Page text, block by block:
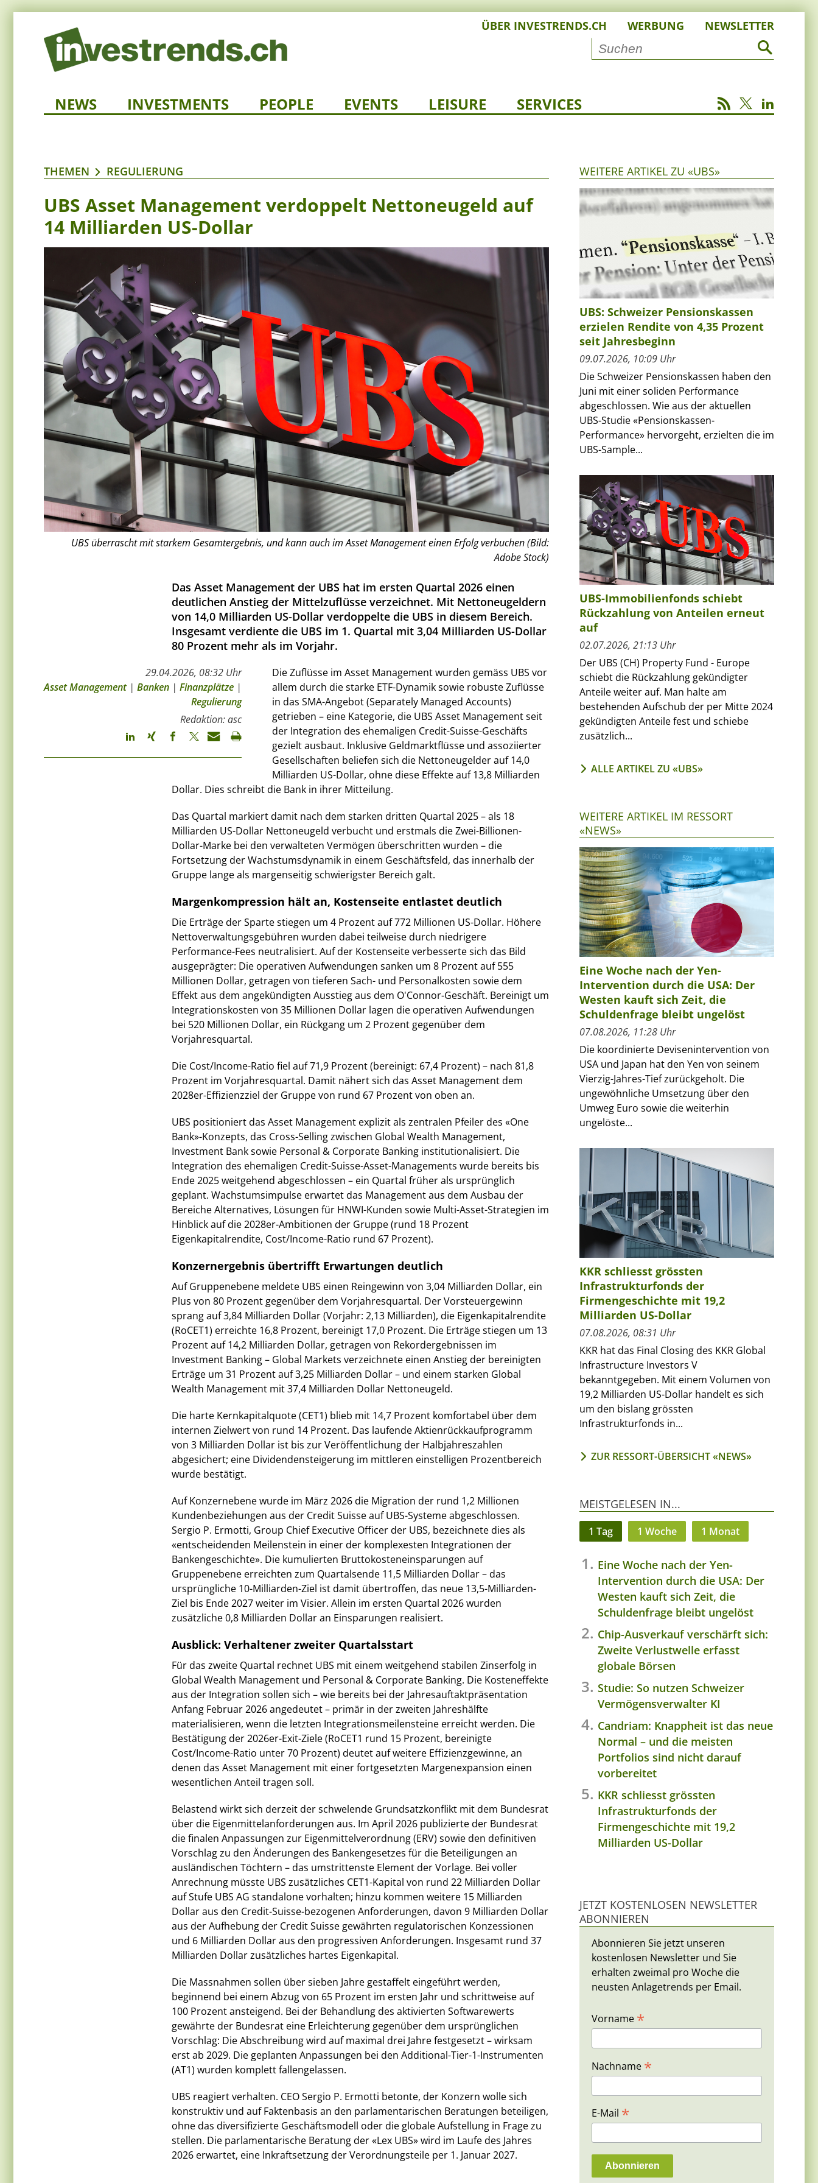
ÜBER INVESTRENDS.CH WERBUNG NEWSLETTER
NEWS INVESTMENTS PEOPLE EVENTS LEISURE SERVICES
THEMEN REGULIERUNG
UBS Asset Management verdoppelt Nettoneugeld auf
14 Milliarden US-Dollar
UBS überrascht mit starkem Gesamtergebnis, und kann auch im Asset Management einen Erfolg verbuchen (Bild:
Adobe Stock)
Das Asset Management der UBS hat im ersten Quartal 2026 einen
deutlichen Anstieg der Mittelzuflüsse verzeichnet. Mit Nettoneugeldern
von 14,0 Milliarden US-Dollar verdoppelte die UBS in diesem Bereich.
Insgesamt verdiente die UBS im 1. Quartal mit 3,04 Milliarden US-Dollar
80 Prozent mehr als im Vorjahr.
29.04.2026, 08:32 Uhr
Asset Management| Banken | Finanzplätze |
Regulierung
Redaktion: asc
Die Zuflüsse im Asset Management wurden gemäss UBS vor
allem durch die starke ETF-Dynamik sowie robuste Zuflüsse
in das SMA-Angebot (Separately Managed Accounts)
getrieben – eine Kategorie, die UBS Asset Management seit
der Integration des ehemaligen Credit-Suisse-Geschäfts
gezielt ausbaut. Inklusive Geldmarktflüsse und assoziierter
Gesellschaften beliefen sich die Nettoneugelder auf 14,0
Milliarden US-Dollar, ohne diese Effekte auf 13,8 Milliarden
Dollar. Dies schreibt die Bank in ihrer Mitteilung.
Das Quartal markiert damit nach dem starken dritten Quartal 2025 – als 18
Milliarden US-Dollar Nettoneugeld verbucht und erstmals die Zwei-Billionen-
Dollar-Marke bei den verwalteten Vermögen überschritten wurden – die
Fortsetzung der Wachstumsdynamik in einem Geschäftsfeld, das innerhalb der
Gruppe lange als margenseitig schwierigster Bereich galt.
Margenkompression hält an, Kostenseite entlastet deutlich
Die Erträge der Sparte stiegen um 4 Prozent auf 772 Millionen US-Dollar. Höhere
Nettoverwaltungsgebühren wurden dabei teilweise durch niedrigere
Performance-Fees neutralisiert. Auf der Kostenseite verbesserte sich das Bild
ausgeprägter: Die operativen Aufwendungen sanken um 8 Prozent auf 555
Millionen Dollar, getragen von tieferen Sach- und Personalkosten sowie dem
Effekt aus dem angekündigten Ausstieg aus dem O'Connor-Geschäft. Bereinigt um
Integrationskosten von 35 Millionen Dollar lagen die operativen Aufwendungen
bei 520 Millionen Dollar, ein Rückgang um 2 Prozent gegenüber dem
Vorjahresquartal.
Die Cost/Income-Ratio fiel auf 71,9 Prozent (bereinigt: 67,4 Prozent) – nach 81,8
Prozent im Vorjahresquartal. Damit nähert sich das Asset Management dem
2028er-Effizienzziel der Gruppe von rund 67 Prozent von oben an.
UBS positioniert das Asset Management explizit als zentralen Pfeiler des «One
Bank»-Konzepts, das Cross-Selling zwischen Global Wealth Management,
Investment Bank sowie Personal & Corporate Banking institutionalisiert. Die
Integration des ehemaligen Credit-Suisse-Asset-Managements wurde bereits bis
Ende 2025 weitgehend abgeschlossen – ein Quartal früher als ursprünglich
geplant. Wachstumsimpulse erwartet das Management aus dem Ausbau der
Bereiche Alternatives, Lösungen für HNWI-Kunden sowie Multi-Asset-Strategien im
Hinblick auf die 2028er-Ambitionen der Gruppe (rund 18 Prozent
Eigenkapitalrendite, Cost/Income-Ratio rund 67 Prozent).
Konzernergebnis übertrifft Erwartungen deutlich
Auf Gruppenebene meldete UBS einen Reingewinn von 3,04 Milliarden Dollar, ein
Plus von 80 Prozent gegenüber dem Vorjahresquartal. Der Vorsteuergewinn
sprang auf 3,84 Milliarden Dollar (Vorjahr: 2,13 Milliarden), die Eigenkapitalrendite
(RoCET1) erreichte 16,8 Prozent, bereinigt 17,0 Prozent. Die Erträge stiegen um 13
Prozent auf 14,2 Milliarden Dollar, getragen von Rekordergebnissen im
Investment Banking – Global Markets verzeichnete einen Anstieg der bereinigten
Erträge um 31 Prozent auf 3,25 Milliarden Dollar – und einem starken Global
Wealth Management mit 37,4 Milliarden Dollar Nettoneugeld.
Die harte Kernkapitalquote (CET1) blieb mit 14,7 Prozent komfortabel über dem
internen Zielwert von rund 14 Prozent. Das laufende Aktienrückkaufprogramm
von 3 Milliarden Dollar ist bis zur Veröffentlichung der Halbjahreszahlen
abgesichert; eine Dividendensteigerung im mittleren einstelligen Prozentbereich
wurde bestätigt.
Auf Konzernebene wurde im März 2026 die Migration der rund 1,2 Millionen
Kundenbeziehungen aus der Credit Suisse auf UBS-Systeme abgeschlossen.
Sergio P. Ermotti, Group Chief Executive Officer der UBS, bezeichnete dies als
«entscheidenden Meilenstein in einer der komplexesten Integrationen der
Bankengeschichte». Die kumulierten Bruttokosteneinsparungen auf
Gruppenebene erreichten zum Quartalsende 11,5 Milliarden Dollar – das
ursprüngliche 10-Milliarden-Ziel ist damit übertroffen, das neue 13,5-Milliarden-
Ziel bis Ende 2027 weiter im Visier. Allein im ersten Quartal 2026 wurden
zusätzliche 0,8 Milliarden Dollar an Einsparungen realisiert.
Ausblick: Verhaltener zweiter Quartalsstart
Für das zweite Quartal rechnet UBS mit einem weitgehend stabilen Zinserfolg in
Global Wealth Management und Personal & Corporate Banking. Die Kosteneffekte
aus der Integration sollen sich – wie bereits bei der Jahresauftaktpräsentation
Anfang Februar 2026 angedeutet – primär in der zweiten Jahreshälfte
materialisieren, wenn die letzten Integrationsmeilensteine erreicht werden. Die
Bestätigung der 2026er-Exit-Ziele (RoCET1 rund 15 Prozent, bereinigte
Cost/Income-Ratio unter 70 Prozent) deutet auf weitere Effizienzgewinne, an
denen das Asset Management mit einer fortgesetzten Margenexpansion einen
wesentlichen Anteil tragen soll.
Belastend wirkt sich derzeit der schwelende Grundsatzkonflikt mit dem Bundesrat
über die Eigenmittelanforderungen aus. Im April 2026 publizierte der Bundesrat
die finalen Anpassungen zur Eigenmittelverordnung (ERV) sowie den definitiven
Vorschlag zu den Änderungen des Bankengesetzes für die Beteiligungen an
ausländischen Töchtern – das umstrittenste Element der Vorlage. Bei voller
Anrechnung müsste UBS zusätzliches CET1-Kapital von rund 22 Milliarden Dollar
auf Stufe UBS AG standalone vorhalten; hinzu kommen weitere 15 Milliarden
Dollar aus den Credit-Suisse-bezogenen Anforderungen, davon 9 Milliarden Dollar
aus der Aufhebung der Credit Suisse gewährten regulatorischen Konzessionen
und 6 Milliarden Dollar aus den progressiven Anforderungen. Insgesamt rund 37
Milliarden Dollar zusätzliches hartes Eigenkapital.
Die Massnahmen sollen über sieben Jahre gestaffelt eingeführt werden,
beginnend bei einem Abzug von 65 Prozent im ersten Jahr und schrittweise auf
100 Prozent ansteigend. Bei der Behandlung des aktivierten Softwarewerts
gewährte der Bundesrat eine Erleichterung gegenüber dem ursprünglichen
Vorschlag: Die Abschreibung wird auf maximal drei Jahre festgesetzt – wirksam
erst ab 2029. Die geplanten Anpassungen bei den Additional-Tier-1-Instrumenten
(AT1) wurden komplett fallengelassen.
UBS reagiert verhalten. CEO Sergio P. Ermotti betonte, der Konzern wolle sich
konstruktiv und auf Faktenbasis an den parlamentarischen Beratungen beteiligen,
ohne das diversifizierte Geschäftsmodell oder die globale Aufstellung in Frage zu
stellen. Die parlamentarische Beratung der «Lex UBS» wird im Laufe des Jahres
2026 erwartet, eine Inkraftsetzung der Verordnungsteile per 1. Januar 2027.
WEITERE ARTIKEL ZU «UBS»
UBS: Schweizer Pensionskassen
erzielen Rendite von 4,35 Prozent
seit Jahresbeginn
09.07.2026, 10:09 Uhr
Die Schweizer Pensionskassen haben den
Juni mit einer soliden Performance
abgeschlossen. Wie aus der aktuellen
UBS-Studie «Pensionskassen-
Performance» hervorgeht, erzielten die im
UBS-Sample...
UBS-Immobilienfonds schiebt
Rückzahlung von Anteilen erneut
auf
02.07.2026, 21:13 Uhr
Der UBS (CH) Property Fund - Europe
schiebt die Rückzahlung gekündigter
Anteile weiter auf. Man halte am
bestehenden Aufschub der per Mitte 2024
gekündigten Anteile fest und schiebe
zusätzlich...
ALLE ARTIKEL ZU «UBS»
WEITERE ARTIKEL IM RESSORT
«NEWS»
Eine Woche nach der Yen-
Intervention durch die USA: Der
Westen kauft sich Zeit, die
Schuldenfrage bleibt ungelöst
07.08.2026, 11:28 Uhr
Die koordinierte Devisenintervention von
USA und Japan hat den Yen von seinem
Vierzig-Jahres-Tief zurückgeholt. Die
ungewöhnliche Umsetzung über den
Umweg Euro sowie die weiterhin
ungelöste...
KKR schliesst grössten
Infrastrukturfonds der
Firmengeschichte mit 19,2
Milliarden US-Dollar
07.08.2026, 08:31 Uhr
KKR hat das Final Closing des KKR Global
Infrastructure Investors V
bekanntgegeben. Mit einem Volumen von
19,2 Milliarden US-Dollar handelt es sich
um den bislang grössten
Infrastrukturfonds in...
ZUR RESSORT-ÜBERSICHT «NEWS»
MEISTGELESEN IN...
1 Tag 1 Woche 1 Monat
Eine Woche nach der Yen-
Intervention durch die USA: Der
Westen kauft sich Zeit, die
Schuldenfrage bleibt ungelöst
Chip-Ausverkauf verschärft sich:
Zweite Verlustwelle erfasst
globale Börsen
Studie: So nutzen Schweizer
Vermögensverwalter KI
Candriam: Knappheit ist das neue
Normal – und die meisten
Portfolios sind nicht darauf
vorbereitet
KKR schliesst grössten
Infrastrukturfonds der
Firmengeschichte mit 19,2
Milliarden US-Dollar
JETZT KOSTENLOSEN NEWSLETTER
ABONNIEREN
Abonnieren Sie jetzt unseren
kostenlosen Newsletter und Sie
erhalten zweimal pro Woche die
neusten Anlagetrends per Email.
Vorname *
Nachname *
E-Mail *